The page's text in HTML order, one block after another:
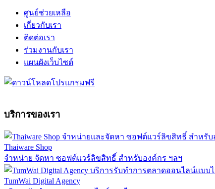
ศูนย์ช่วยเหลือ
เกี่ยวกับเรา
ติดต่อเรา
ร่วมงานกับเรา
แผนผังเว็บไซต์
บริการของเรา
Thaiware Shop
จำหน่าย จัดหา ซอฟต์แวร์ลิขสิทธิ์ สำหรับองค์กร ฯลฯ
TumWai Digital Agency